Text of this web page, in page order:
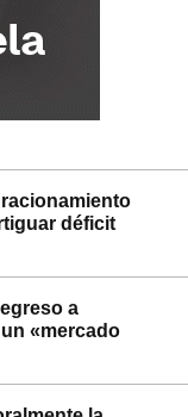
déficit
a
«mercado